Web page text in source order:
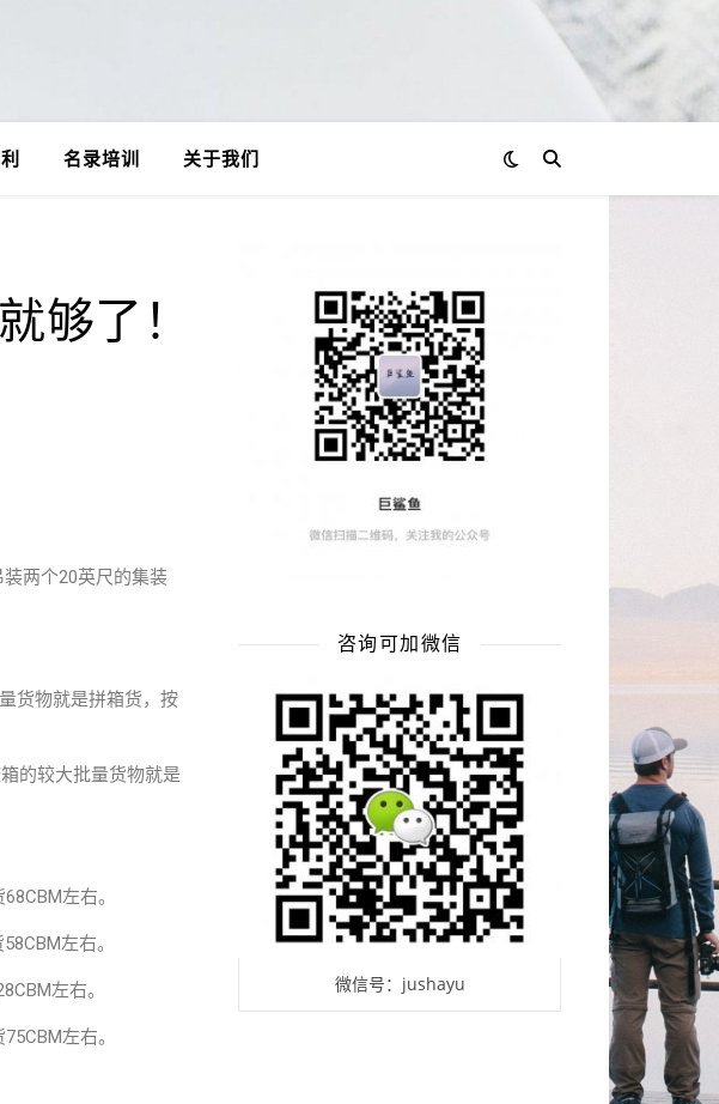
名录培训 关于我们
够了！
两个20英尺的集装
货物就是拼箱货，按
的较大批量货物就是
左右。
左右。
左右。
左右。
咨询可加微信
微信号：jushayu